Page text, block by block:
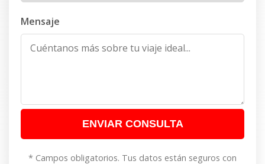
Mensaje
ENVIAR CONSULTA
* Campos obligatorios. Tus datos están seguros con